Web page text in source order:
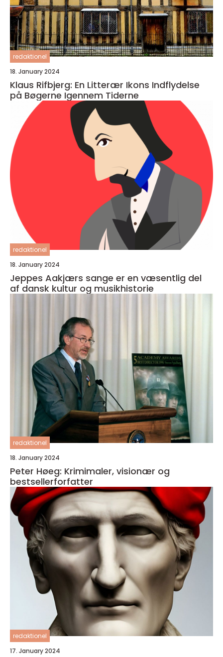
redaktionel
18. January 2024
Klaus Rifbjerg: En Litterær Ikons Indflydelse
på Bøgerne Igennem Tiderne
redaktionel
18. January 2024
Jeppes Aakjærs sange er en væsentlig del
af dansk kultur og musikhistorie
redaktionel
18. January 2024
Peter Høeg: Krimimaler, visionær og
bestsellerforfatter
redaktionel
17. January 2024